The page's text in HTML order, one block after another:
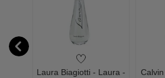
Laura Biagiotti - Laura -